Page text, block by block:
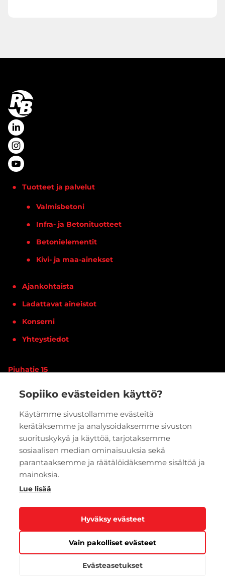
Sopiiko evästeiden käyttö?
Käytämme sivustollamme evästeitä
kerätäksemme ja analysoidaksemme sivuston
suorituskykyä ja käyttöä, tarjotaksemme
sosiaalisen median ominaisuuksia sekä
parantaaksemme ja räätälöidäksemme sisältöä ja
mainoksia.
Lue lisää
Hyväksy evästeet
Vain pakolliset evästeet
Evästeasetukset
Tuotteet ja palvelut
Valmisbetoni
Infra- ja Betonituotteet
Betonielementit
Kivi- ja maa-ainekset
Ajankohtaista
Ladattavat aineistot
Konserni
Yhteystiedot
Piuhatie 15
PYYDÄ TARJOUS VERKKOKAUPPA